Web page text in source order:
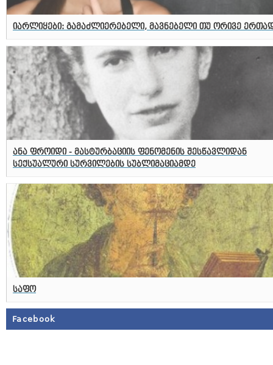
იარლიყები: გამაძლიერებელი, მავნებელი თუ ორივე
ანა ფროიდი - მასტურბაციის ფენომენის შესწავლიდან
სექსუალური სურვილების სუბლიმაციამდე
საფო
Facebook